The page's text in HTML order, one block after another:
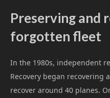
Preserving and
forgotten fleet
In the 1980s, independent
Recovery began recovering
recover around 40 planes.